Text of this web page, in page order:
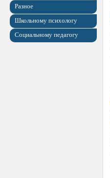
Разное
Школьному психологу
Социальному педагогу